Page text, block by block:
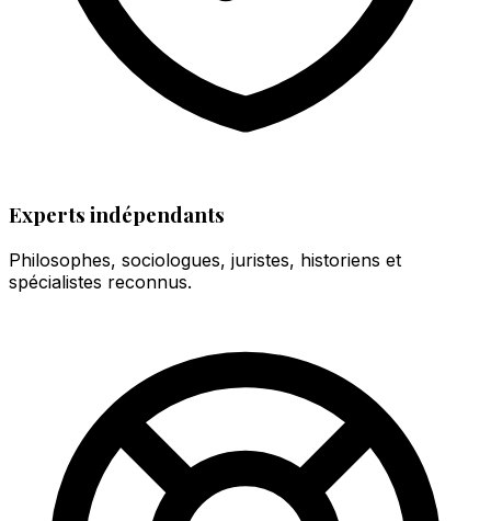
Experts indépendants
Philosophes, sociologues, juristes, historiens et
spécialistes reconnus.